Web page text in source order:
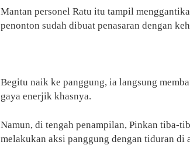
Mantan personel Ratu itu tampil
penonton sudah dibuat penasaran dengan
Begitu naik ke panggung, ia langsung
gaya enerjik khasnya.
Namun, di tengah penampilan, Pinkan tiba-
melakukan aksi panggung dengan tiduran di